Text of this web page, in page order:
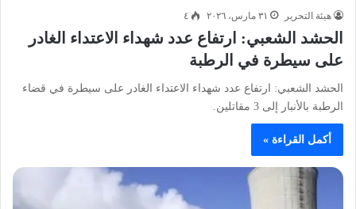
هيئة التحرير ٣١ مارس، ٢٠٢٦ ٤
الحشد الشعبي: ارتفاع عدد شهداء الاعتداء الغادر
على سيطرة في الرطبة
الحشد الشعبي: ارتفاع عدد شهداء الاعتداء الغادر على سيطرة في قضاء
الرطبة بالأنبار إلى 3 مقاتلين.
أكمل القراءة »